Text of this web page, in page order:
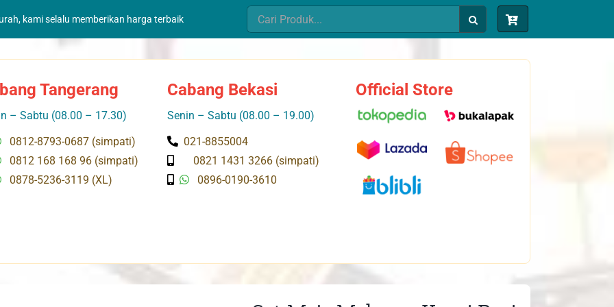
kami selalu memberikan harga terbaik
Search
for:
Tangerang
– Sabtu (08.00 – 17.30)
0812-8793-0687 (simpati)
0812 168 168 96 (simpati)
0878-5236-3119 (XL)
Cabang Bekasi
Senin – Sabtu (08.00 – 19.00)
021-8855004
0821 1431 3266 (simpati)
0896-0190-3610
Official Store